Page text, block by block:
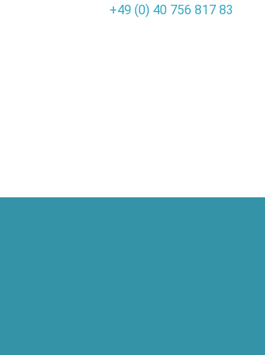
+49 (0) 40 756 817 83